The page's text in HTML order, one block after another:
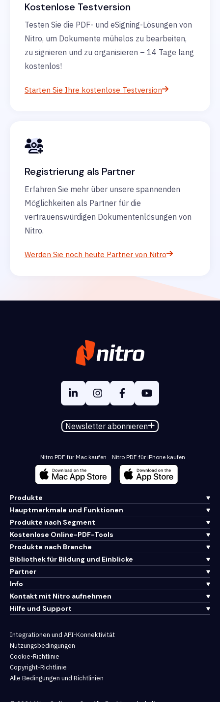
Kostenlose Testversion
Testen Sie die PDF- und eSigning-Lösungen von
Nitro, um Dokumente mühelos zu bearbeiten,
zu signieren und zu organisieren – 14 Tage lang
kostenlos!
Starten Sie Ihre kostenlose Testversion
Registrierung als Partner
Erfahren Sie mehr über unsere spannenden
Möglichkeiten als Partner für die
vertrauenswürdigen Dokumentenlösungen von
Nitro.
Werden Sie noch heute Partner von Nitro
Newsletter abonnieren
Nitro PDF für Mac kaufen Nitro PDF für iPhone kaufen
Produkte
Hauptmerkmale und Funktionen
Produkte nach Segment
Kostenlose Online-PDF-Tools
Produkte nach Branche
Bibliothek für Bildung und Einblicke
Partner
Info
Kontakt mit Nitro aufnehmen
Hilfe und Support
Integrationen und API-Konnektivität
Nutzungsbedingungen
Cookie-Richtlinie
Copyright-Richtlinie
Alle Bedingungen und Richtlinien